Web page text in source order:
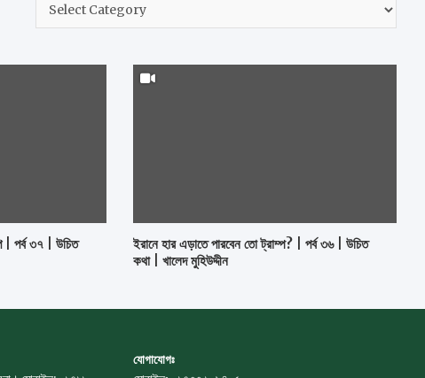
করুন
| পর্ব ৩৭ | উচিত
ইরানে হার এড়াতে পারবেন তো ট্রাম্প? | পর্ব ৩৬ | উচিত
কথা | খালেদ মুহিউদ্দীন
যোগাযোগঃ